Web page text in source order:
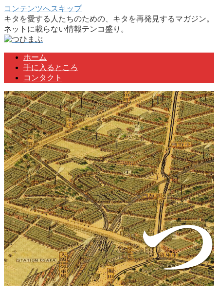
コンテンツへスキップ
キタを愛する人たちのための、キタを再発見するマガジン。
ネットに載らない情報テンコ盛り。
ホーム
手に入るところ
コンタクト